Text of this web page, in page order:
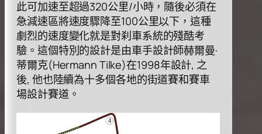
此可加速⾄超過320公⾥/⼩時，隨後必須在
急減速區將速度驟降⾄100公⾥以下，這種
劇烈的速度變化就是對刹⾞系統的殘酷考
驗。這個特別的設計是由⾞⼿設計師赫爾曼·
蒂爾克(Hermann Tilke)在1998年設計, 之
後, 他也陸續為⼗多個各地的街道賽和賽⾞
場設計賽道。